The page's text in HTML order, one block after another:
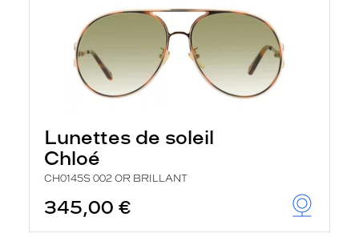
Lunettes de soleil
Chloé
CH0145S 002 OR BRILLANT
345,00 €